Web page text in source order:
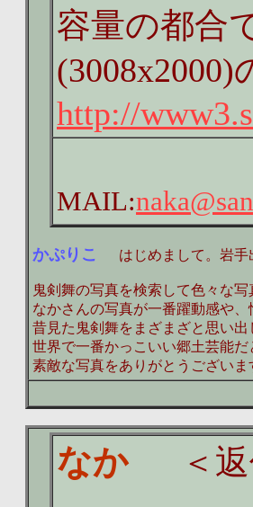
容量の都合
http://
MAIL:
かぷりこ はじめまして。岩手
鬼剣舞の写真を検索して色々な
なかさんの写真が一番躍動感や
昔見た鬼剣舞をまざまざと思い出
世界で一番かっこいい郷土芸能だ
素敵な写真をありがとうございま
なか ＜返